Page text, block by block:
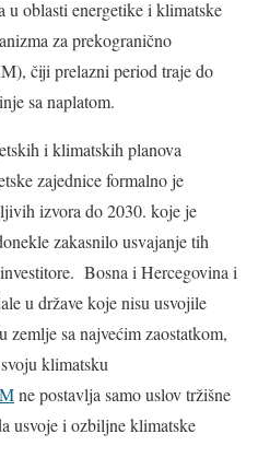
u oblasti energetike i klimatske
za prekogranično
čiji prelazni period traje do
sa naplatom.
i klimatskih planova
zajednice formalno je
izvora do 2030. koje je
zakasnilo usvajanje tih
Bosna i Hercegovina i
u države koje nisu usvojile
zemlje sa najvećim zaostatkom,
klimatsku
ne postavlja samo uslov tržišne
usvoje i ozbiljne klimatske